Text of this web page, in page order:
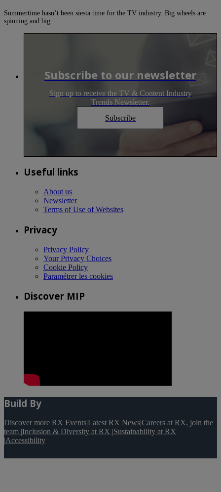
Summertime hasn’t been siesta time for the TV industry. Big wheels are
spinning and big…
Subscribe to our newsletter
Sign up to receive the TV & Content Industry
Trends Newsletter.
Subscribe
Useful links
About us
Newsletter
Terms of Use of Websites
Privacy
Privacy Policy
Your Privacy Choices
Cookie Policy
Paramétrer les cookies
Discover MIP
Build By
Discover more RX Events|Latest RX News|Careers at RX, join the
team |Inclusion & Diversity at RX |Sustainability at RX
|Accessibility